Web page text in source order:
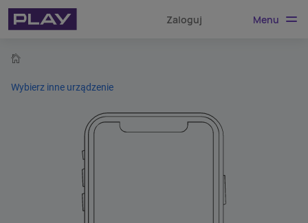
Zaloguj Menu
Wybierz inne urządzenie